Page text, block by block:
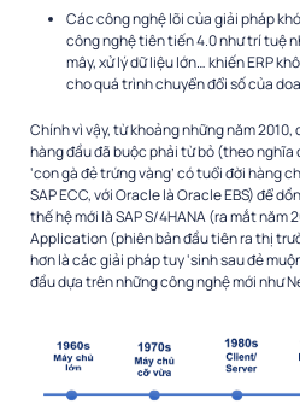
Các công nghệ lõi của giải pháp
công nghệ tiên tiến 4.0 như trí tuệ
mây, xử lý dữ liệu lớn… khiến ERP
cho quá trình chuyển đổi số của
Chính vì vậy, từ khoảng những năm
hàng đầu đã buộc phải từ bỏ (theo
‘con gà đẻ trứng vàng’ có tuổi đời hàng
SAP ECC, với Oracle là Oracle EBS) để
thế hệ mới là SAP S/4HANA (ra mắt năm
Application (phiên bản đầu tiên ra thị
hơn là các giải pháp tuy ‘sinh sau đẻ
đầu dựa trên những công nghệ mới như